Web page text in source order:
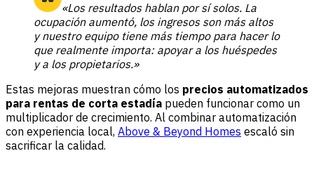
«Los resultados hablan por sí solos. La
ocupación aumentó, los ingresos son más altos
y nuestro equipo tiene más tiempo para hacer lo
que realmente importa: apoyar a los huéspedes
y a los propietarios.»
Estas mejoras muestran cómo los precios automatizados
para rentas de corta estadía pueden funcionar como un
multiplicador de crecimiento. Al combinar automatización
con experiencia local, Above & Beyond Homes escaló sin
sacrificar la calidad.